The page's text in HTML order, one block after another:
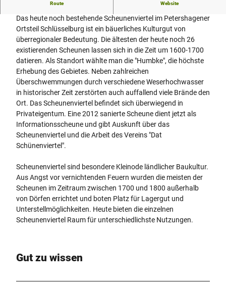
Route Website
Das Schlüsselburger Scheunenviertel
Das heute noch bestehende Scheunenviertel im Petershagener
Ortsteil Schlüsselburg ist ein bäuerliches Kulturgut von
überregionaler Bedeutung. Die ältesten der heute noch 26
existierenden Scheunen lassen sich in die Zeit um 1600-1700
datieren. Als Standort wählte man die "Humbke", die höchste
Erhebung des Gebietes. Neben zahlreichen
Überschwemmungen durch verschiedene Weserhochwasser
in historischer Zeit zerstörten auch auffallend viele Brände den
Ort. Das Scheunenviertel befindet sich überwiegend in
Privateigentum. Eine 2012 sanierte Scheune dient jetzt als
Informationsscheune und gibt Auskunft über das
Scheunenviertel und die Arbeit des Vereins "Dat
Schünenviertel".
Scheunenviertel sind besondere Kleinode ländlicher Baukultur.
Aus Angst vor vernichtenden Feuern wurden die meisten der
Scheunen im Zeitraum zwischen 1700 und 1800 außerhalb
von Dörfen errichtet und boten Platz für Lagergut und
Unterstellmöglichkeiten. Heute bieten die einzelnen
Scheunenviertel Raum für unterschiedlichste Nutzungen.
Gut zu wissen